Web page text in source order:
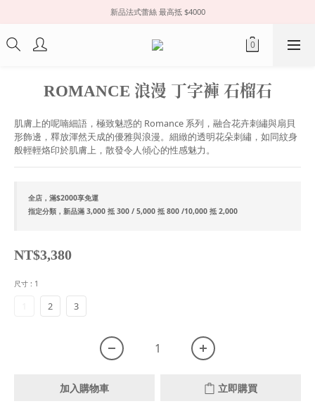
新品法式蕾絲 最高抵 $4000
ROMANCE 浪漫 丁字褲 石榴石
肌膚上的呢喃細語，極致魅惑的 Romance 系列，融合花卉刺繡與扇貝
形飾邊，釋放渾然天成的優雅與浪漫。細緻的透明花朵刺繡，如同紋身
般輕輕烙印於肌膚上，散發令人傾心的性感魅力。
全店，滿$2000享免運
指定分類，新品滿 3,000 抵 300 / 5,000 抵 800 /10,000 抵 2,000
NT$3,380
尺寸 : 1
2 3
加入購物車 立即購買